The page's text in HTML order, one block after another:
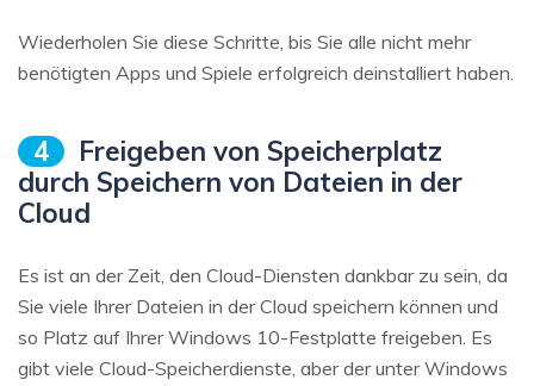
Wiederholen Sie diese Schritte, bis Sie alle nicht mehr
benötigten Apps und Spiele erfolgreich deinstalliert haben.
4
Freigeben von Speicherplatz
durch Speichern von Dateien in der
Cloud
Es ist an der Zeit, den Cloud-Diensten dankbar zu sein, da
Sie viele Ihrer Dateien in der Cloud speichern können und
so Platz auf Ihrer Windows 10-Festplatte freigeben. Es
gibt viele Cloud-Speicherdienste, aber der unter Windows